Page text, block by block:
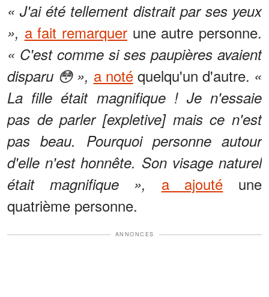
« J'ai été tellement distrait par ses yeux
», a fait remarquer une autre personne.
« C'est comme si ses paupières avaient
disparu 😳 », a notéquelqu'un d'autre. «
La fille était magnifique ! Je n'essaie
pas de parler [expletive] mais ce n'est
pas beau. Pourquoi personne autour
d'elle n'est honnête. Son visage naturel
était magnifique »,
a ajouté une
quatrième personne.
ANNONCES